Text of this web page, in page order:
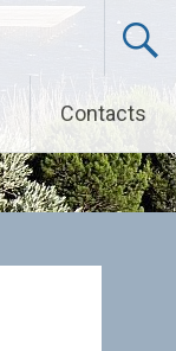
Contacts